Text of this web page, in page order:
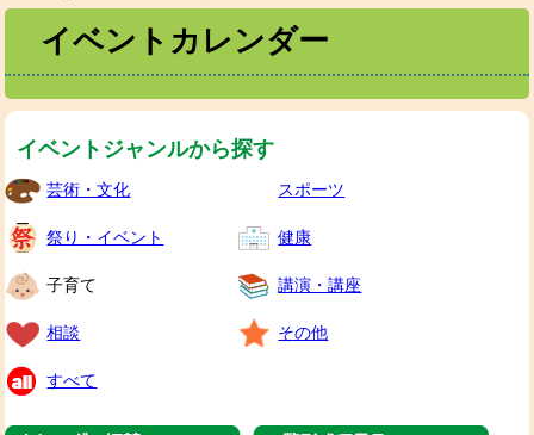
イベントカレンダー
イベントジャンルから探す
芸術・文化 スポーツ
祭り・イベント 健康
子育て 講演・講座
相談 その他
すべて